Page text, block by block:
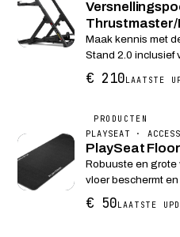
Maak kennis met
Stand 2.0 inclusief
meer dan 10 jaar
Level Racing®
€ 210LAATSTE
PRODUCTEN
PLAYSEAT ·
PlaySeat
Robuuste en grote
vloer beschermt
€ 50LAATSTE